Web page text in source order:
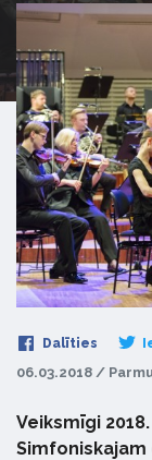
Dalīties
06.03.2018 /
Veiksmīgi